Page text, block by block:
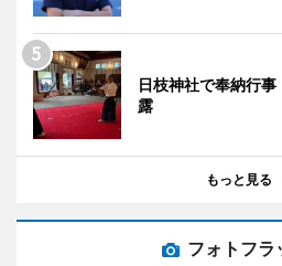
日枝神社で奉納行
露
もっと見る
フォトフラ